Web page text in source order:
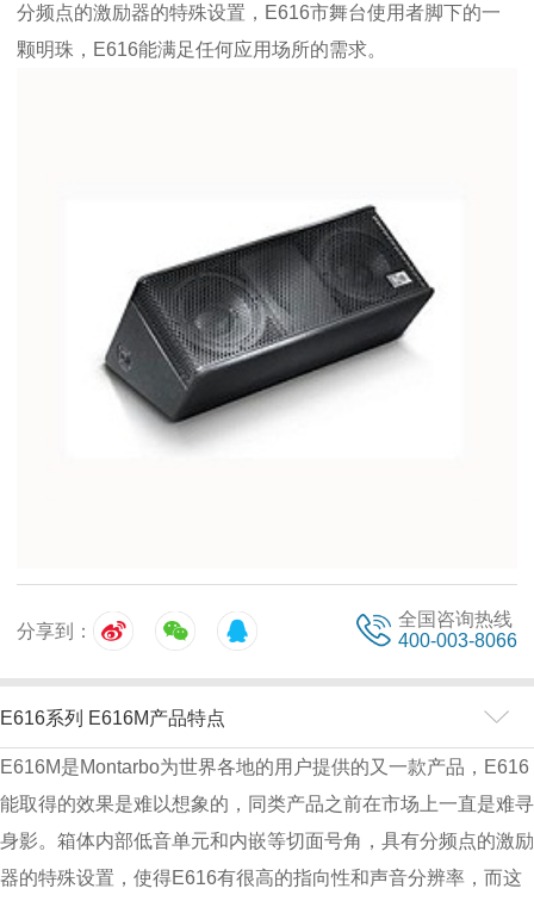
分频点的激励器的特殊设置，E616市舞台使用者脚下的一
颗明珠，E616能满足任何应用场所的需求。
分享到：
全国咨询热线
400-003-8066
E616系列 E616M产品特点
E616M是Montarbo为世界各地的用户提供的又一款产品，E616
能取得的效果是难以想象的，同类产品之前在市场上一直是难寻
身影。箱体内部低音单元和内嵌等切面号角，具有分频点的激励
器的特殊设置，使得E616有很高的指向性和声音分辨率，而这